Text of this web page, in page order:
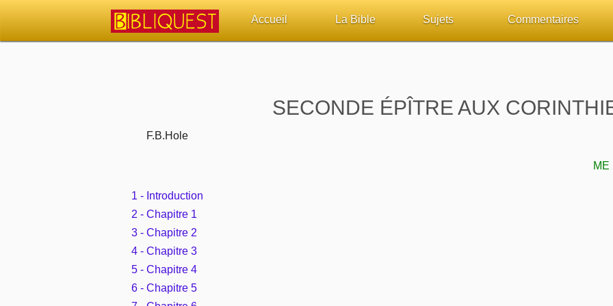
Accueil La Bible Sujets Commentaires
Commentaires
SECONDE ÉPÎTRE AUX
F.B.Hole
ME
1 - Introduction
2 - Chapitre 1
3 - Chapitre 2
4 - Chapitre 3
5 - Chapitre 4
6 - Chapitre 5